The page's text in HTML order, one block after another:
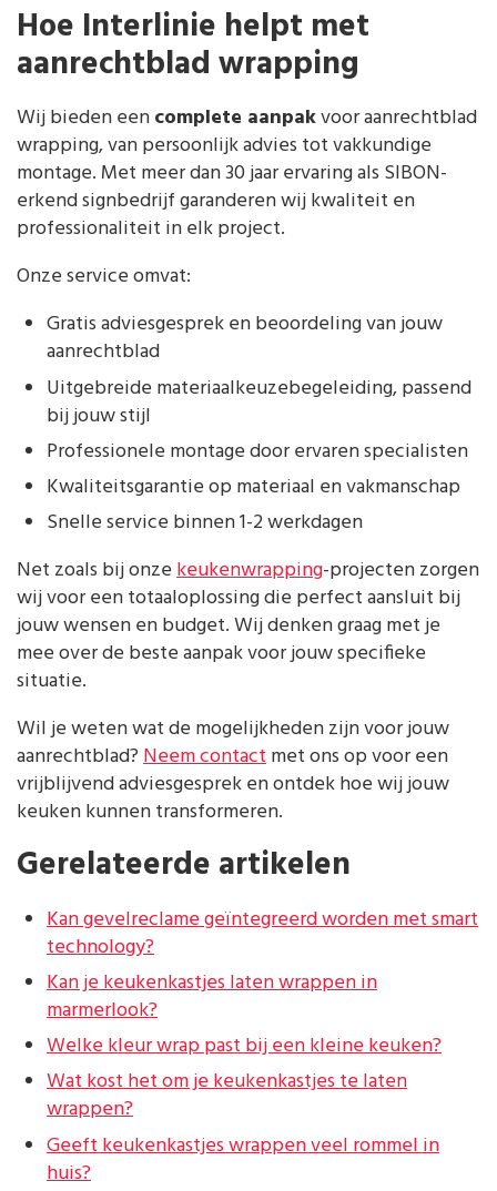
Hoe Interlinie helpt met
aanrechtblad wrapping
Wij bieden eencomplete aanpakvoor aanrechtblad
wrapping, van persoonlijk advies tot vakkundige
montage. Met meer dan 30 jaar ervaring als SIBON-
erkend signbedrijf garanderen wij kwaliteit en
professionaliteit in elk project.
Onze service omvat:
Gratis adviesgesprek en beoordeling van jouw
aanrechtblad
Uitgebreide materiaalkeuzebegeleiding, passend
bij jouw stijl
Professionele montage door ervaren specialisten
Kwaliteitsgarantie op materiaal en vakmanschap
Snelle service binnen 1-2 werkdagen
Net zoals bij onzekeukenwrapping-projecten zorgen
wij voor een totaaloplossing die perfect aansluit bij
jouw wensen en budget. Wij denken graag met je
mee over de beste aanpak voor jouw specifieke
situatie.
Wil je weten wat de mogelijkheden zijn voor jouw
aanrechtblad?Neem contactmet ons op voor een
vrijblijvend adviesgesprek en ontdek hoe wij jouw
keuken kunnen transformeren.
Gerelateerde artikelen
Kan gevelreclame geïntegreerd worden met smart
technology?
Kan je keukenkastjes laten wrappen in
marmerlook?
Welke kleur wrap past bij een kleine keuken?
Wat kost het om je keukenkastjes te laten
wrappen?
Geeft keukenkastjes wrappen veel rommel in
huis?